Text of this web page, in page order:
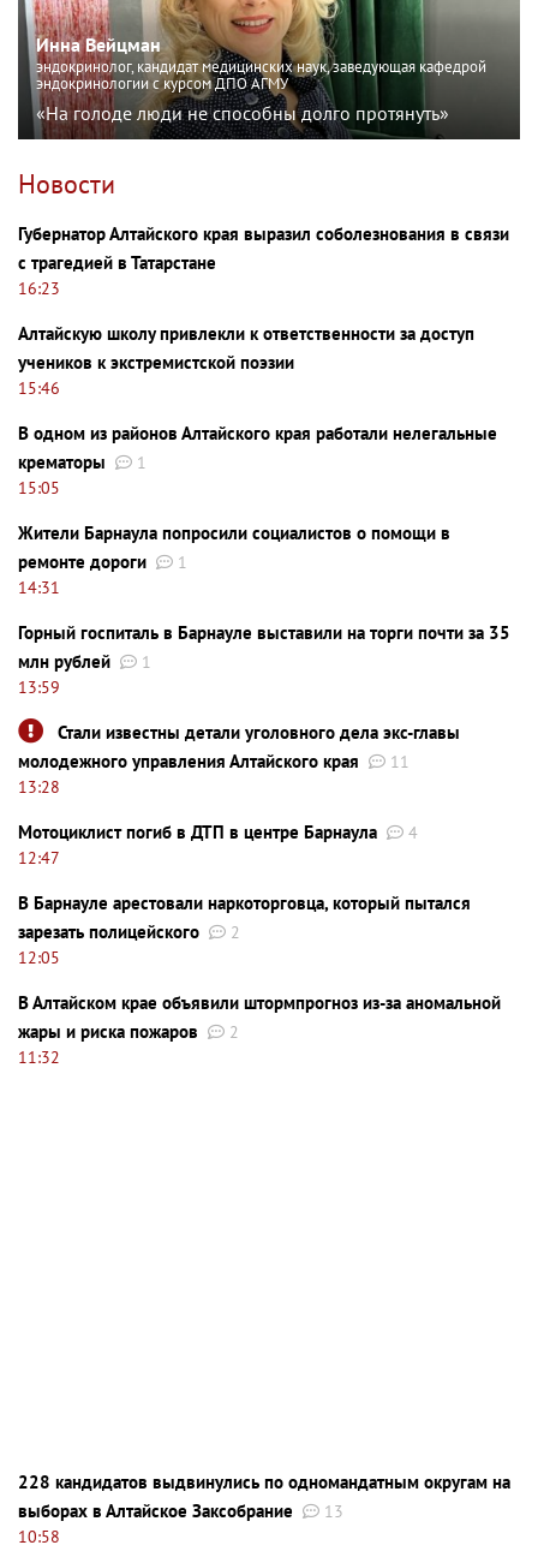
Инна Вейцман
эндокринолог, кандидат медицинских наук, заведующая кафедрой
эндокринологии с курсом ДПО АГМУ
«На голоде люди не способны долго протянуть»
Новости
Губернатор Алтайского края выразил соболезнования в связи
с трагедией в Татарстане
16:23
Алтайскую школу привлекли к ответственности за доступ
учеников к экстремистской поэзии
15:46
В одном из районов Алтайского края работали нелегальные
крематоры
1
15:05
Жители Барнаула попросили социалистов о помощи в
ремонте дороги
1
14:31
Горный госпиталь в Барнауле выставили на торги почти за 35
млн рублей
1
13:59
Стали известны детали уголовного дела экс-главы
молодежного управления Алтайского края
11
13:28
Мотоциклист погиб в ДТП в центре Барнаула
4
12:47
В Барнауле арестовали наркоторговца, который пытался
зарезать полицейского
2
12:05
В Алтайском крае объявили штормпрогноз из-за аномальной
жары и риска пожаров
2
11:32
228 кандидатов выдвинулись по одномандатным округам на
выборах в Алтайское Заксобрание
13
10:58